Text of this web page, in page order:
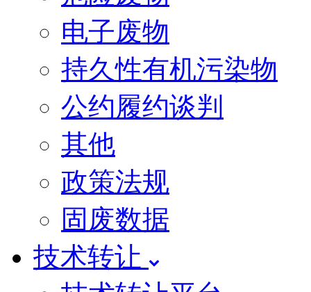
电子废物
持久性有机污染物
公约履约谈判
其他
政策法规
固废数据
技术转让